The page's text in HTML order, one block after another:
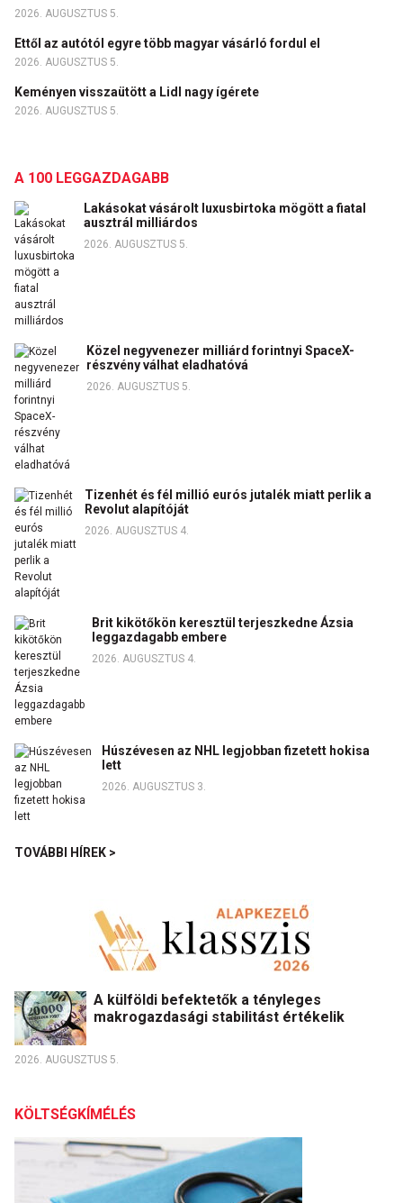
2026. AUGUSZTUS 5.
Ettől az autótól egyre több magyar vásárló fordul el
2026. AUGUSZTUS 5.
Keményen visszaütött a Lidl nagy ígérete
2026. AUGUSZTUS 5.
A 100 LEGGAZDAGABB
Lakásokat vásárolt luxusbirtoka mögött a fiatal
ausztrál milliárdos
2026. AUGUSZTUS 5.
Közel negyvenezer milliárd forintnyi SpaceX-
részvény válhat eladhatóvá
2026. AUGUSZTUS 5.
Tizenhét és fél millió eurós jutalék miatt perlik a
Revolut alapítóját
2026. AUGUSZTUS 4.
Brit kikötőkön keresztül terjeszkedne Ázsia
leggazdagabb embere
2026. AUGUSZTUS 4.
Húszévesen az NHL legjobban fizetett hokisa
lett
2026. AUGUSZTUS 3.
TOVÁBBI HÍREK >
A külföldi befektetők a tényleges
makrogazdasági stabilitást értékelik
2026. AUGUSZTUS 5.
KÖLTSÉGKÍMÉLÉS